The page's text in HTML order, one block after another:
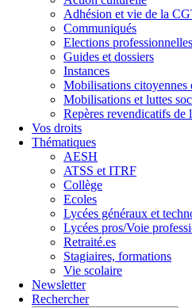
Adhésion et vie de la
Communiqués
Elections
Guides et dossiers
Instances
Mobilisations citoyennes
Mobilisations et luttes
Repères revendicatifs de
Vos droits
Thématiques
AESH
ATSS et ITRF
Collège
Ecoles
Lycées généraux et
Lycées pros/Voie
Retraité.es
Stagiaires, formations
Vie scolaire
Newsletter
Rechercher